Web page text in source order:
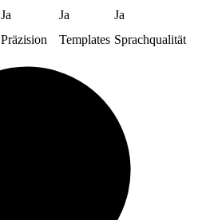
Ja Ja
Ja
Präzision Templates Sprachqualität